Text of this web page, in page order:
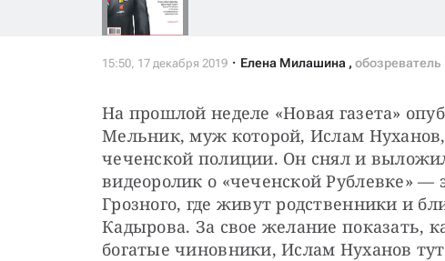
Елена Милашина , обозреватель
На прошлой неделе «Новая газета»
Мельник, муж которой, Ислам
чеченской полиции. Он снял и
видеоролик о «чеченской Рублевке» —
Грозного, где живут родственники и
Кадырова. За свое желание показать,
богатые чиновники, Ислам Нуханов